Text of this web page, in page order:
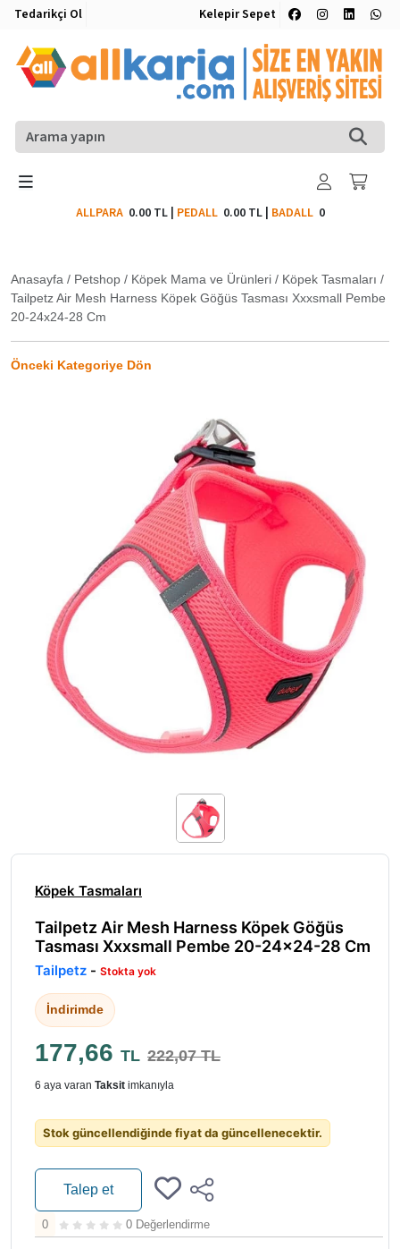
Tedarikçi Ol Kelepir Sepet
ALLPARA 0.00 TL| PEDALL 0.00 TL| BADALL0
Anasayfa / Petshop / Köpek Mama ve Ürünleri / Köpek Tasmaları /
Tailpetz Air Mesh Harness Köpek Göğüs Tasması Xxxsmall Pembe
20-24x24-28 Cm
Önceki Kategoriye Dön
Köpek Tasmaları
Tailpetz Air Mesh Harness Köpek Göğüs
Tasması Xxxsmall Pembe 20-24x24-28 Cm
Tailpetz - Stokta yok
İndirimde
177,66 TL 222,07 TL
6 aya varan Taksit imkanıyla
Stok güncellendiğinde fiyat da güncellenecektir.
Talep et
0 0 Değerlendirme